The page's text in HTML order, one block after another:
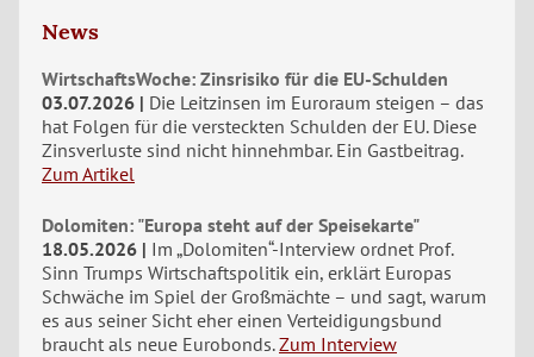
News
WirtschaftsWoche: Zinsrisiko für die EU-Schulden
03.07.2026
Die Leitzinsen im Euroraum steigen – das
hat Folgen für die versteckten Schulden der EU. Diese
Zinsverluste sind nicht hinnehmbar. Ein Gastbeitrag.
Zum Artikel
Dolomiten: "Europa steht auf der Speisekarte"
18.05.2026
Im „Dolomiten“-Interview ordnet Prof.
Sinn Trumps Wirtschaftspolitik ein, erklärt Europas
Schwäche im Spiel der Großmächte – und sagt, warum
es aus seiner Sicht eher einen Verteidigungsbund
braucht als neue Eurobonds. Zum Interview